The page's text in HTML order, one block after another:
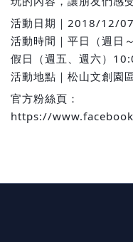
活動日期｜2018/12/
活動時間｜平日（週日
假日（週五、週六）
活動地點｜松山文創園
官方粉絲頁：
https://